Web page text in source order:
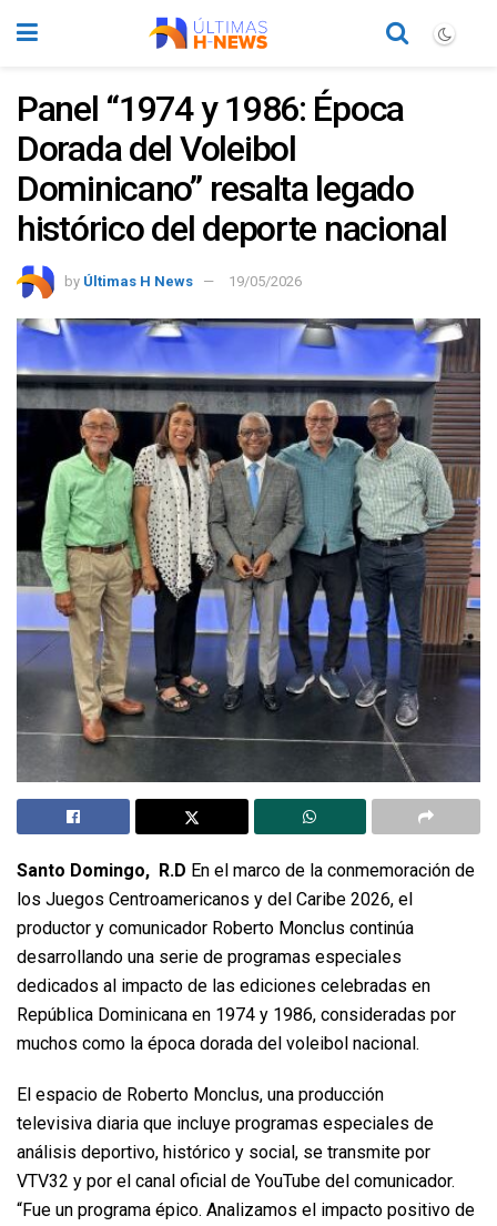
Panel “1974 y 1986: Época
Dorada del Voleibol
Dominicano” resalta legado
histórico del deporte nacional
by Últimas H News 19/05/2026
Santo Domingo, R.D En el marco de la conmemoración de
los Juegos Centroamericanos y del Caribe 2026, el
productor y comunicador Roberto Monclus continúa
desarrollando una serie de programas especiales
dedicados al impacto de las ediciones celebradas en
República Dominicana en 1974 y 1986, consideradas por
muchos como la época dorada del voleibol nacional.
El espacio de Roberto Monclus, una producción
televisiva diaria que incluye programas especiales de
análisis deportivo, histórico y social, se transmite por
VTV32 y por el canal oficial de YouTube del comunicador.
“Fue un programa épico. Analizamos el impacto positivo de